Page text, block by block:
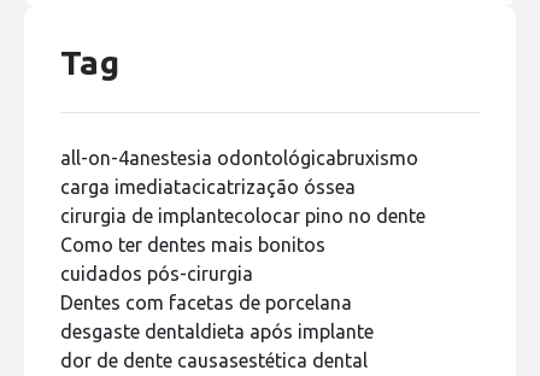
Tag
all-on-4anestesia odontológicabruxismo
carga imediatacicatrização óssea
cirurgia de implantecolocar pino no dente
Como ter dentes mais bonitos
cuidados pós-cirurgia
Dentes com facetas de porcelana
desgaste dentaldieta após implante
dor de dente causasestética dental